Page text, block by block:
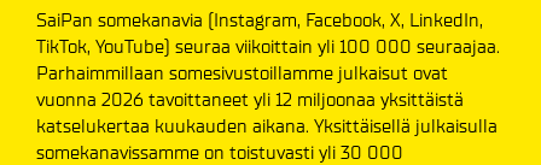
SaiPan somekanavia (Instagram, Facebook, X, LinkedIn,
TikTok, YouTube) seuraa viikoittain yli 100 000 seuraajaa.
Parhaimmillaan somesivustoillamme julkaisut ovat
vuonna 2026 tavoittaneet yli 12 miljoonaa yksittäistä
katselukertaa kuukauden aikana. Yksittäisellä julkaisulla
somekanavissamme on toistuvasti yli 30 000